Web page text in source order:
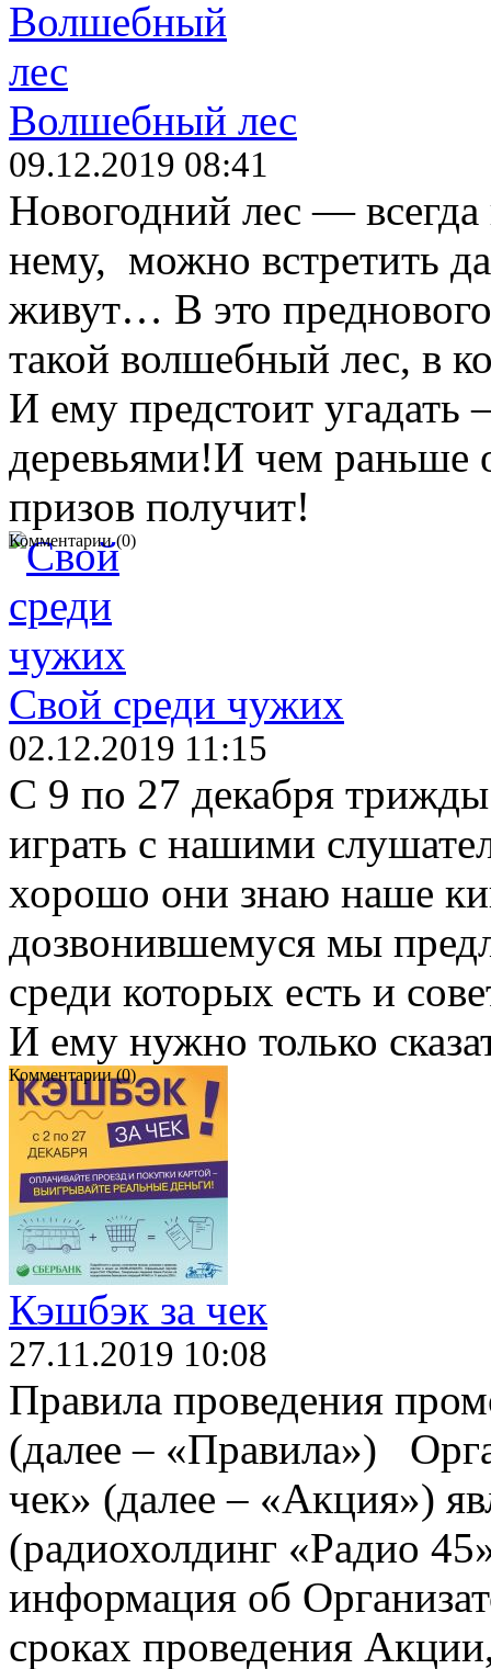
Волшебный лес
09.12.2019 08:41
Новогодний лес —
нему, можно встретить
живут… В это
такой волшебный лес, в
И ему предстоит угадать
деревьями!И чем раньше
призов получит!
Комментарии (0)
Свой среди чужих
02.12.2019 11:15
С 9 по 27 декабря
играть с нашими
хорошо они знаю наше
дозвонившемуся мы
среди которых есть и
И ему нужно только
Комментарии (0)
Кэшбэк за чек
27.11.2019 10:08
Правила проведения
(далее – «Правила»)
чек» (далее – «Акция»)
(радиохолдинг «Радио
информация об
сроках проведения